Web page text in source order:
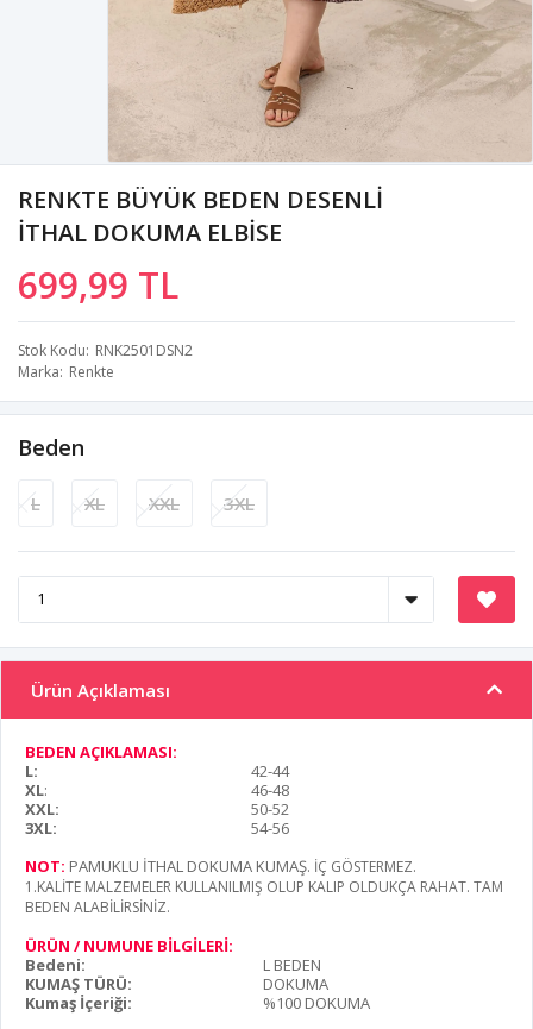
RENKTE BÜYÜK BEDEN DESENLİ
İTHAL DOKUMA ELBİSE
699,99 TL
Stok Kodu RNK2501DSN2
Marka Renkte
Beden
L XL XXL 3XL
Ürün Açıklaması
BEDEN AÇIKLAMASI:
L:
42-44
XL:
46-48
XXL:
50-52
3XL:
54-56
NOT: PAMUKLU İTHAL DOKUMA KUMAŞ. İÇ GÖSTERMEZ.
1.KALİTE MALZEMELER KULLANILMIŞ OLUP KALIP OLDUKÇA RAHAT. TAM
BEDEN ALABİLİRSİNİZ.
ÜRÜN / NUMUNE BİLGİLERİ:
Bedeni:
L BEDEN
KUMAŞ TÜRÜ:
DOKUMA
Kumaş İçeriği:
%100 DOKUMA